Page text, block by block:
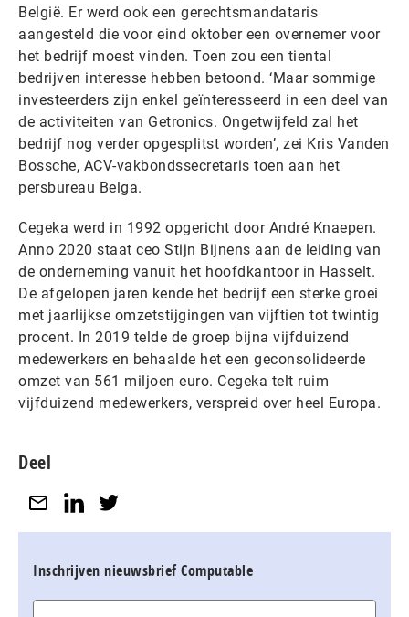
België. Er werd ook een gerechtsmandataris
aangesteld die voor eind oktober een overnemer voor
het bedrijf moest vinden. Toen zou een tiental
bedrijven interesse hebben betoond. ‘Maar sommige
investeerders zijn enkel geïnteresseerd in een deel van
de activiteiten van Getronics. Ongetwijfeld zal het
bedrijf nog verder opgesplitst worden’, zei Kris Vanden
Bossche, ACV-vakbondssecretaris toen aan het
persbureau Belga.
Cegeka werd in 1992 opgericht door André Knaepen.
Anno 2020 staat ceo Stijn Bijnens aan de leiding van
de onderneming vanuit het hoofdkantoor in Hasselt.
De afgelopen jaren kende het bedrijf een sterke groei
met jaarlijkse omzetstijgingen van vijftien tot twintig
procent. In 2019 telde de groep bijna vijfduizend
medewerkers en behaalde het een geconsolideerde
omzet van 561 miljoen euro. Cegeka telt ruim
vijfduizend medewerkers, verspreid over heel Europa.
Deel
Inschrijven nieuwsbrief Computable